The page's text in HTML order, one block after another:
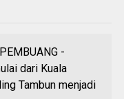
-
dari Kuala
Tambun menjadi